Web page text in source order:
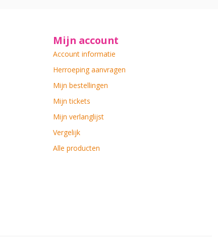
Mijn account
Account informatie
Herroeping aanvragen
Mijn bestellingen
Mijn tickets
Mijn verlanglijst
Vergelijk
Alle producten